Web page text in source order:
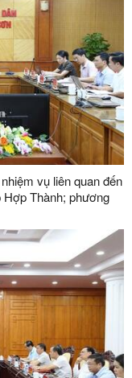
vụ liên quan đến
Thành; phương
nghiệp VSIP Lạng